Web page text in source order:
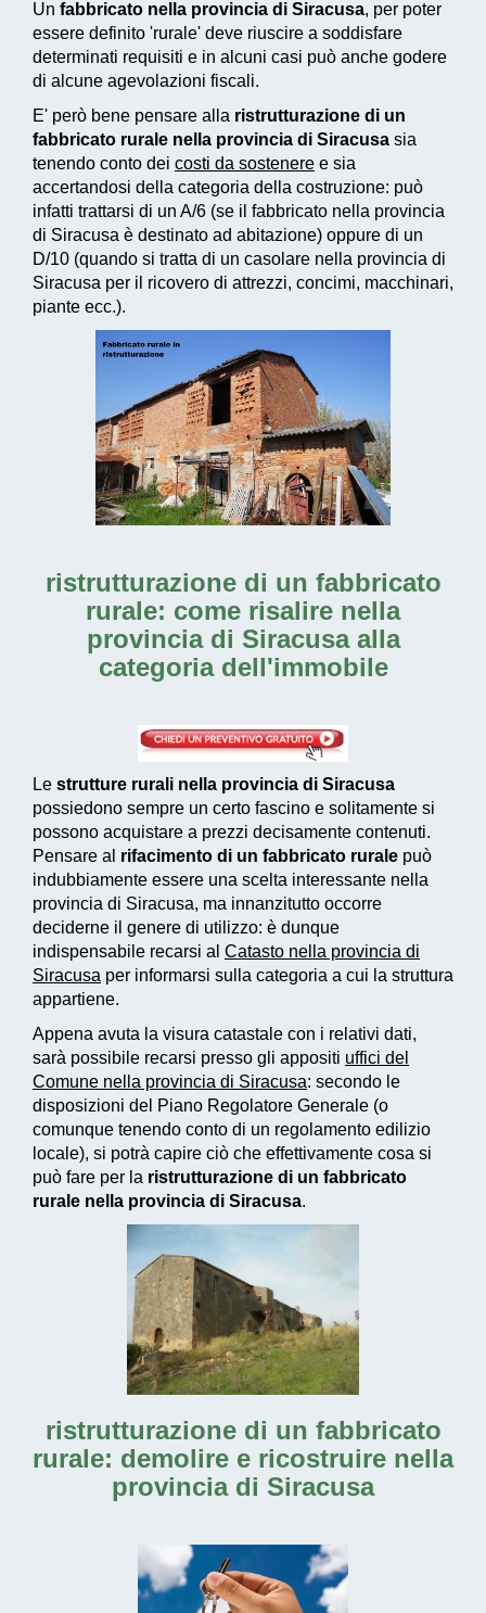
Un fabbricato nella provincia di Siracusa, per poter
essere definito 'rurale' deve riuscire a soddisfare
determinati requisiti e in alcuni casi può anche godere
di alcune agevolazioni fiscali.
E' però bene pensare alla ristrutturazione di un
fabbricato rurale nella provincia di Siracusa sia
tenendo conto dei costi da sostenere e sia
accertandosi della categoria della costruzione: può
infatti trattarsi di un A/6 (se il fabbricato nella provincia
di Siracusa è destinato ad abitazione) oppure di un
D/10 (quando si tratta di un casolare nella provincia di
Siracusa per il ricovero di attrezzi, concimi, macchinari,
piante ecc.).
ristrutturazione di un fabbricato
rurale: come risalire nella
provincia di Siracusa alla
categoria dell'immobile
Le strutture rurali nella provincia di Siracusa
possiedono sempre un certo fascino e solitamente si
possono acquistare a prezzi decisamente contenuti.
Pensare al rifacimento di un fabbricato rurale può
indubbiamente essere una scelta interessante nella
provincia di Siracusa, ma innanzitutto occorre
deciderne il genere di utilizzo: è dunque
indispensabile recarsi al Catasto nella provincia di
Siracusa per informarsi sulla categoria a cui la struttura
appartiene.
Appena avuta la visura catastale con i relativi dati,
sarà possibile recarsi presso gli appositi uffici del
Comune nella provincia di Siracusa: secondo le
disposizioni del Piano Regolatore Generale (o
comunque tenendo conto di un regolamento edilizio
locale), si potrà capire ciò che effettivamente cosa si
può fare per la ristrutturazione di un fabbricato
rurale nella provincia di Siracusa.
ristrutturazione di un fabbricato
rurale: demolire e ricostruire nella
provincia di Siracusa